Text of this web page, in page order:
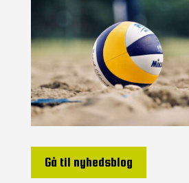
Gå til nyhedsblog